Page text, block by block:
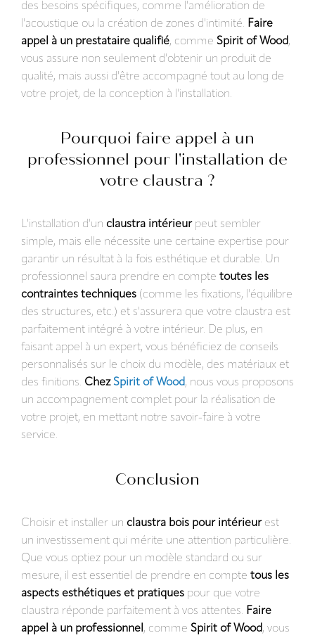
des besoins spécifiques, comme l'amélioration de
l'acoustique ou la création de zones d'intimité. Faire
appel à un prestataire qualifié, comme Spirit of Wood,
vous assure non seulement d'obtenir un produit de
qualité, mais aussi d'être accompagné tout au long de
votre projet, de la conception à l'installation.
Pourquoi faire appel à un
professionnel pour l'installation de
votre claustra ?
L'installation d'un claustra intérieurpeut sembler
simple, mais elle nécessite une certaine expertise pour
garantir un résultat à la fois esthétique et durable. Un
professionnel saura prendre en compte toutes les
contraintes techniques (comme les fixations, l'équilibre
des structures, etc.) et s'assurera que votre claustra est
parfaitement intégré à votre intérieur. De plus, en
faisant appel à un expert, vous bénéficiez de conseils
personnalisés sur le choix du modèle, des matériaux et
des finitions. Chez Spirit of Wood, nous vous proposons
un accompagnement complet pour la réalisation de
votre projet, en mettant notre savoir-faire à votre
service.
Conclusion
Choisir et installer un claustra bois pour intérieurest
un investissement qui mérite une attention particulière.
Que vous optiez pour un modèle standard ou sur
mesure, il est essentiel de prendre en compte tous les
aspects esthétiques et pratiques pour que votre
claustra réponde parfaitement à vos attentes. Faire
appel à un professionnel, comme Spirit of Wood, vous